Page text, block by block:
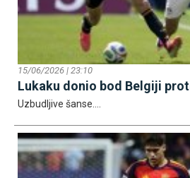
15/06/2026 | 23:10
Lukaku donio bod Belgiji
Uzbudljive šanse....